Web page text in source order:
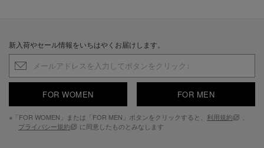
新入荷やセール情報をいちはやくお届けします。
FOR WOMEN FOR MEN
※「FOR WOMEN」または「FOR MEN」ボタンをクリックすると、 利用規約
プライバシー規約
に同意したものとみなします